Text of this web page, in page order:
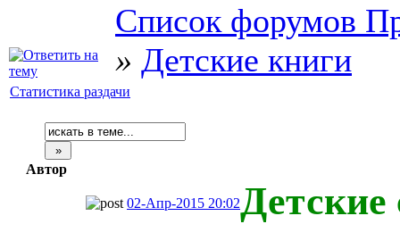
Список форумов
» Детские книги
Статистика раздачи
Автор
02-Апр-2015 20:02Детские